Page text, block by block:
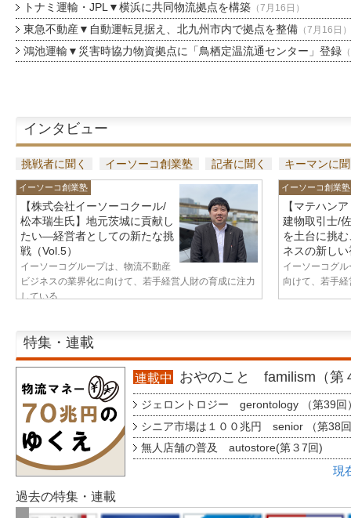
トナミ運輸・JPL▼横浜に共同物流拠点を構築（7月16日）
東急不動産▼自動運転見据え、北九州市内で拠点を整備（7月16日）
鴻池運輸▼災害時協力物資拠点に「鳥栖定温流通センター」登録
インタビュー
挑戦者に聞く イーソーコ創業塾 記者に聞く キーマンに
イーソーコ創業塾
【株式会社イーソーコクール/
松本瑞生氏】地元茨城に貢献し
たい—経営者としての新たな挑
戦（Vol.5）
イーソーコグループは、物流不動産
ビジネスの業界化に向けて、若手経営人財の育成に注力
している...
イーソーコ創業塾
【マテハン
建物取引士/
を土台に挑
ネスの新し
イーソーコグ
向けて、若手
特集・連載
連載中 おやのこと familism（第
ジェロントロジー gerontology （第39回
シニア市場は１００兆円 senior （第38
無人店舗の普及 autostore(第３7回)
現
過去の特集・連載